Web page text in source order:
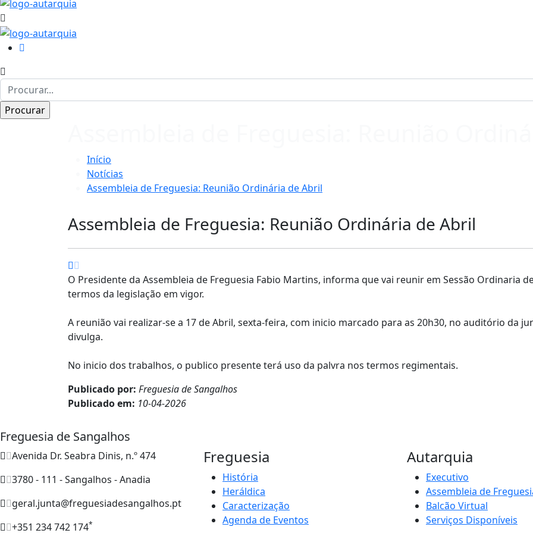
Início
Notícias
Assembleia de Freguesia: Reunião Ordinária de Abril
Assembleia de Freguesia: Reunião Ordinária de Abril
O Presidente da Assembleia de Freguesia Fabio Martins, informa que vai reunir em Sessão Ordinaria
termos da legislação em vigor.
A reunião vai realizar-se a 17 de Abril, sexta-feira, com inicio marcado para as 20h30, no auditório da
divulga.
No inicio dos trabalhos, o publico presente terá uso da palvra nos termos regimentais.
Publicado por: Freguesia de Sangalhos
Publicado em: 10-04-2026
Freguesia de Sangalhos
Avenida Dr. Seabra Dinis, n.º 474
3780 - 111 - Sangalhos - Anadia
geral.junta@freguesiadesangalhos.pt
+351 234 742 174*
Freguesia
História
Heráldica
Caracterização
Agenda de Eventos
Autarquia
Executivo
Assembleia de
Balcão Virtual
Serviços Disponíveis